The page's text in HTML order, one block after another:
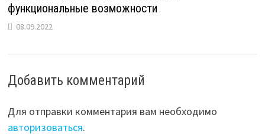
функциональные возможности
08.09.2022
Добавить комментарий
Для отправки комментария вам необходимо
авторизоваться.